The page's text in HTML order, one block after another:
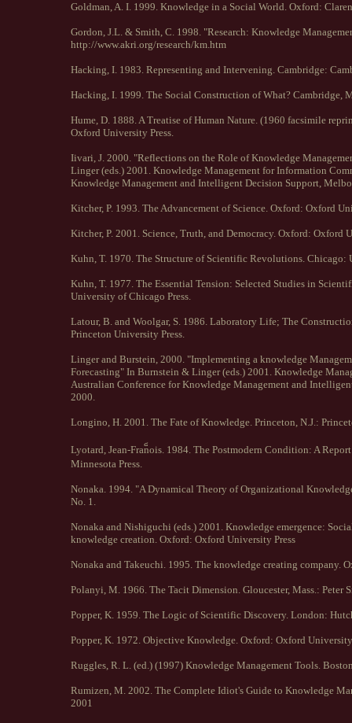
Goldman, A. I. 1999. Knowledge in a Social World. Oxford:
Gordon, J.L. & Smith, C. 1998. "Research: Knowledge
http://www.akri.org/research/km.htm
Hacking, I. 1983. Representing and Intervening. Cambridge:
Hacking, I. 1999. The Social Construction of What? Cambridge,
Hume, D. 1888. A Treatise of Human Nature. (1960 facsimile
Oxford University Press.
Iivari, J. 2000. "Reflections on the Role of Knowledge
Linger (eds.) 2001. Knowledge Management for Information
Knowledge Management and Intelligent Decision Support,
Kitcher, P. 1993. The Advancement of Science. Oxford: Oxford
Kitcher, P. 2001. Science, Truth, and Democracy. Oxford: Oxford
Kuhn, T. 1970. The Structure of Scientific Revolutions. Chicago:
Kuhn, T. 1977. The Essential Tension: Selected Studies in
University of Chicago Press.
Latour, B. and Woolgar, S. 1986. Laboratory Life; The
Princeton University Press.
Linger and Burstein, 2000. "Implementing a knowledge
Forecasting" In Burnstein & Linger (eds.) 2001. Knowledge
Australian Conference for Knowledge Management and
2000.
Longino, H. 2001. The Fate of Knowledge. Princeton, N.J.:
Lyotard, Jean-Fran็ois. 1984. The Postmodern Condition: A
Minnesota Press.
Nonaka. 1994. "A Dynamical Theory of Organizational
No. 1.
Nonaka and Nishiguchi (eds.) 2001. Knowledge emergence:
knowledge creation. Oxford: Oxford University Press
Nonaka and Takeuchi. 1995. The knowledge creating company.
Polanyi, M. 1966. The Tacit Dimension. Gloucester, Mass.: Peter
Popper, K. 1959. The Logic of Scientific Discovery. London:
Popper, K. 1972. Objective Knowledge. Oxford: Oxford University
Ruggles, R. L. (ed.) (1997) Knowledge Management Tools.
Rumizen, M. 2002. The Complete Idiot's Guide to Knowledge
2001